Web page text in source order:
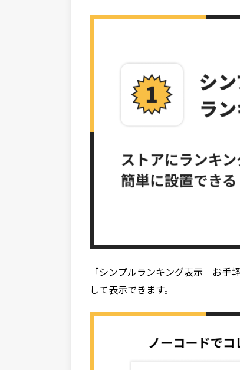
「シンプルランキング表示｜お
して表示できます。